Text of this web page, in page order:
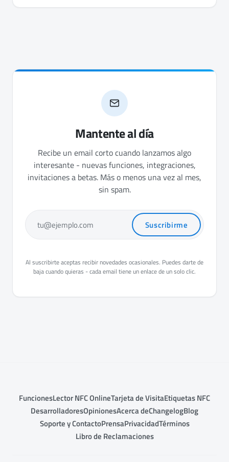
Mantente al día
Recibe un email corto cuando lanzamos algo
interesante - nuevas funciones, integraciones,
invitaciones a betas. Más o menos una vez al mes,
sin spam.
tu@ejemplo.com Suscribirme
Al suscribirte aceptas recibir novedades ocasionales. Puedes darte de
baja cuando quieras - cada email tiene un enlace de un solo clic.
FuncionesLector NFC OnlineTarjeta de VisitaEtiquetas NFC
DesarrolladoresOpinionesAcerca deChangelogBlog
Soporte y ContactoPrensaPrivacidadTérminos
Libro de Reclamaciones